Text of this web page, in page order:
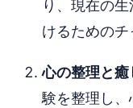
り、現在の
けるためのチ
心の整理と癒
験を整理し